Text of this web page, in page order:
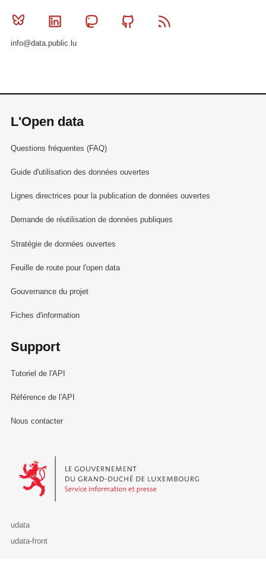
Bluesky Linkedin MastodonGithub
info@data.public.lu
L'Open data
Questions fréquentes (FAQ)
Guide d'utilisation des données ouvertes
Lignes directrices pour la publication de données ouvertes
Demande de réutilisation de données publiques
Stratégie de données ouvertes
Feuille de route pour l'open data
Gouvernance du projet
Fiches d'information
Support
Tutoriel de l'API
Référence de l'API
Nous contacter
Le Gouvernement du Grand-Duché de Luxembourg - Service
udata
udata-front